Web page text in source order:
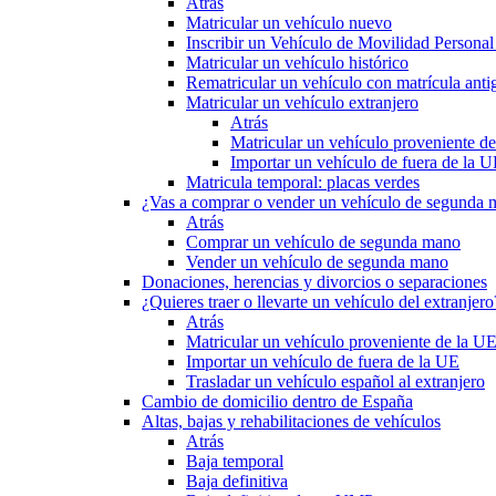
Matricular un vehículo nuevo
Inscribir un Vehículo de Movilidad
Matricular un vehículo histórico
Rematricular un vehículo con matrícula
Matricular un vehículo extranjero
Atrás
Matricular un vehículo proveniente
Importar un vehículo de fuera de la
Matricula temporal: placas verdes
¿Vas a comprar o vender un vehículo de segunda
Atrás
Comprar un vehículo de segunda mano
Vender un vehículo de segunda mano
Donaciones, herencias y divorcios o separaciones
¿Quieres traer o llevarte un vehículo del
Atrás
Matricular un vehículo proveniente de la UE
Importar un vehículo de fuera de la UE
Trasladar un vehículo español al extranjero
Cambio de domicilio dentro de España
Altas, bajas y rehabilitaciones de vehículos
Atrás
Baja temporal
Baja definitiva